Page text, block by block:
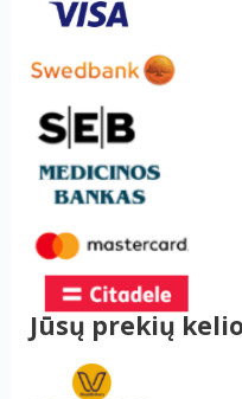
Jūsų prekių